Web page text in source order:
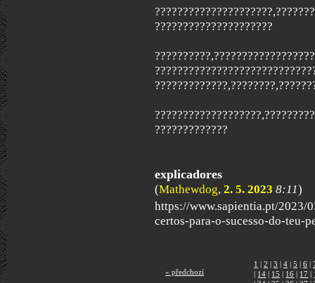
?????????????????????
?????????????
explicadores
(Mathewdog, 2. 5. 2023 8:11)
https://www.sapientia.pt/2023/
certos-para-o-sucesso-do-teu-
« předchozí
1 | 2 | 3 | 4 | 5 | 6 |
| 14 | 15 | 16 | 17 |